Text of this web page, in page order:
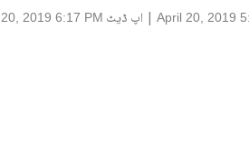
April 20, 2019
| اپ ڈیٹ 2019 6:17 PM